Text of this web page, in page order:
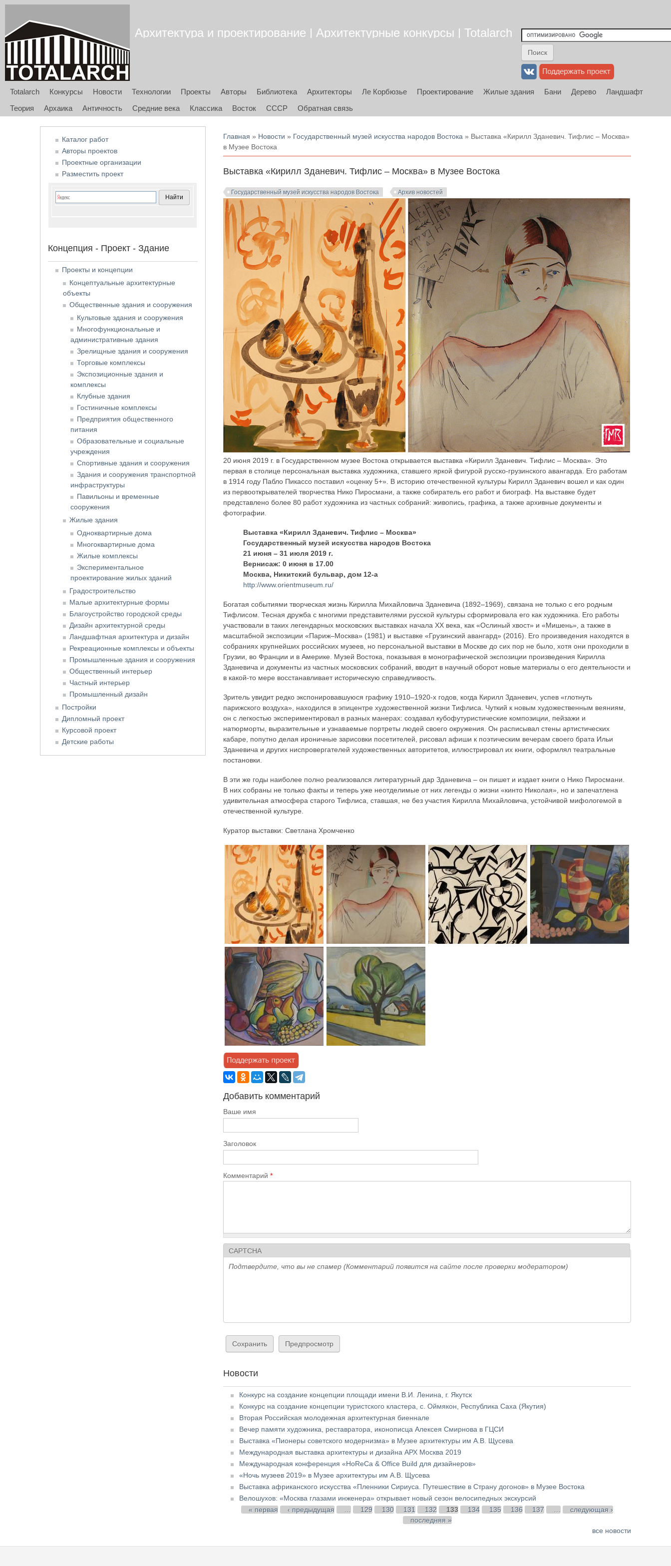
Архитектура и проектирование | Архитектурные конкурсы | Totalarch
Totalarch Конкурсы Новости Технологии Проекты Авторы Библиотека Архитекторы Ле Корбюзье Проектирование Жилые здания Бани Дерево
Ландшафт
Теория
Архаика Античность Средние века Классика Восток СССР Обратная связь
Вы здесь
Главная » Новости » Государственный музей искусства народов Востока » Выставка «Кирилл Зданевич. Тифлис – Москва»
в Музее Востока
Выставка «Кирилл Зданевич. Тифлис – Москва» в Музее Востока
Государственный музей искусства народов Востока Архив новостей
20 июня 2019 г. в Государственном музее Востока открывается выставка «Кирилл Зданевич. Тифлис – Москва». Это
первая в столице персональная выставка художника, ставшего яркой фигурой русско-грузинского авангарда. Его работам
в 1914 году Пабло Пикассо поставил «оценку 5+». В историю отечественной культуры Кирилл Зданевич вошел и как один
из первооткрывателей творчества Нико Пиросмани, а также собиратель его работ и биограф. На выставке будет
представлено более 80 работ художника из частных собраний: живопись, графика, а также архивные документы и
фотографии.
Выставка «Кирилл Зданевич. Тифлис – Москва»
Государственный музей искусства народов Востока
21 июня – 31 июля 2019 г.
Вернисаж: 0 июня в 17.00
Москва, Никитский бульвар, дом 12-а
http://www.orientmuseum.ru/
Богатая событиями творческая жизнь Кирилла Михайловича Зданевича (1892–1969), связана не только с его родным
Тифлисом. Тесная дружба с многими представителями русской культуры сформировала его как художника. Его работы
участвовали в таких легендарных московских выставках начала ХХ века, как «Ослиный хвост» и «Мишень», а также в
масштабной экспозиции «Париж–Москва» (1981) и выставке «Грузинский авангард» (2016). Его произведения находятся в
собраниях крупнейших российских музеев, но персональной выставки в Москве до сих пор не было, хотя они проходили в
Грузии, во Франции и в Америке. Музей Востока, показывая в монографической экспозиции произведения Кирилла
Зданевича и документы из частных московских собраний, вводит в научный оборот новые материалы о его деятельности и
в какой-то мере восстанавливает историческую справедливость.
Зритель увидит редко экспонировавшуюся графику 1910–1920-х годов, когда Кирилл Зданевич, успев «глотнуть
парижского воздуха», находился в эпицентре художественной жизни Тифлиса. Чуткий к новым художественным веяниям,
он с легкостью экспериментировал в разных манерах: создавал кубофутуристические композиции, пейзажи и
натюрморты, выразительные и узнаваемые портреты людей своего окружения. Он расписывал стены артистических
кабаре, попутно делая ироничные зарисовки посетителей, рисовал афиши к поэтическим вечерам своего брата Ильи
Зданевича и других ниспровергателей художественных авторитетов, иллюстрировал их книги, оформлял театральные
постановки.
В эти же годы наиболее полно реализовался литературный дар Зданевича – он пишет и издает книги о Нико Пиросмани.
В них собраны не только факты и теперь уже неотделимые от них легенды о жизни «кинто Николая», но и запечатлена
удивительная атмосфера старого Тифлиса, ставшая, не без участия Кирилла Михайловича, устойчивой мифологемой в
отечественной культуре.
Куратор выставки: Светлана Хромченко
Добавить комментарий
Ваше имя
Заголовок
Комментарий*
CAPTCHA
Подтвердите, что вы не спамер (Комментарий появится на сайте после проверки модератором)
Новости
Конкурс на создание концепции площади имени В.И. Ленина, г. Якутск
Конкурс на создание концепции туристского кластера, с. Оймякон, Республика Саха (Якутия)
Вторая Российская молодежная архитектурная биеннале
Вечер памяти художника, реставратора, иконописца Алексея Смирнова в ГЦСИ
Выставка «Пионеры советского модернизма» в Музее архитектуры им А.В. Щусева
Международная выставка архитектуры и дизайна АРХ Москва 2019
Международная конференция «HoReCa & Office Build для дизайнеров»
«Ночь музеев 2019» в Музее архитектуры им А.В. Щусева
Выставка африканского искусства «Пленники Сириуса. Путешествие в Страну догонов» в Музее Востока
Велошухов: «Москва глазами инженера» открывает новый сезон велосипедных экскурсий
Страницы
« первая ‹ предыдущая 129 130 131 132 133 134 135 136 137
следующая ›
последняя »
все новости
Каталог работ
Авторы проектов
Проектные организации
Разместить проект
Концепция - Проект - Здание
Проекты и концепции
Концептуальные архитектурные
объекты
Общественные здания и сооружения
Культовые здания и сооружения
Многофункциональные и
административные здания
Зрелищные здания и сооружения
Торговые комплексы
Экспозиционные здания и
комплексы
Клубные здания
Гостиничные комплексы
Предприятия общественного
питания
Образовательные и социальные
учреждения
Спортивные здания и сооружения
Здания и сооружения транспортной
инфраструктуры
Павильоны и временные
сооружения
Жилые здания
Одноквартирные дома
Многоквартирные дома
Жилые комплексы
Экспериментальное
проектирование жилых зданий
Градостроительство
Малые архитектурные формы
Благоустройство городской среды
Дизайн архитектурной среды
Ландшафтная архитектура и дизайн
Рекреационные комплексы и объекты
Промышленные здания и сооружения
Общественный интерьер
Частный интерьер
Промышленный дизайн
Постройки
Дипломный проект
Курсовой проект
Детские работы